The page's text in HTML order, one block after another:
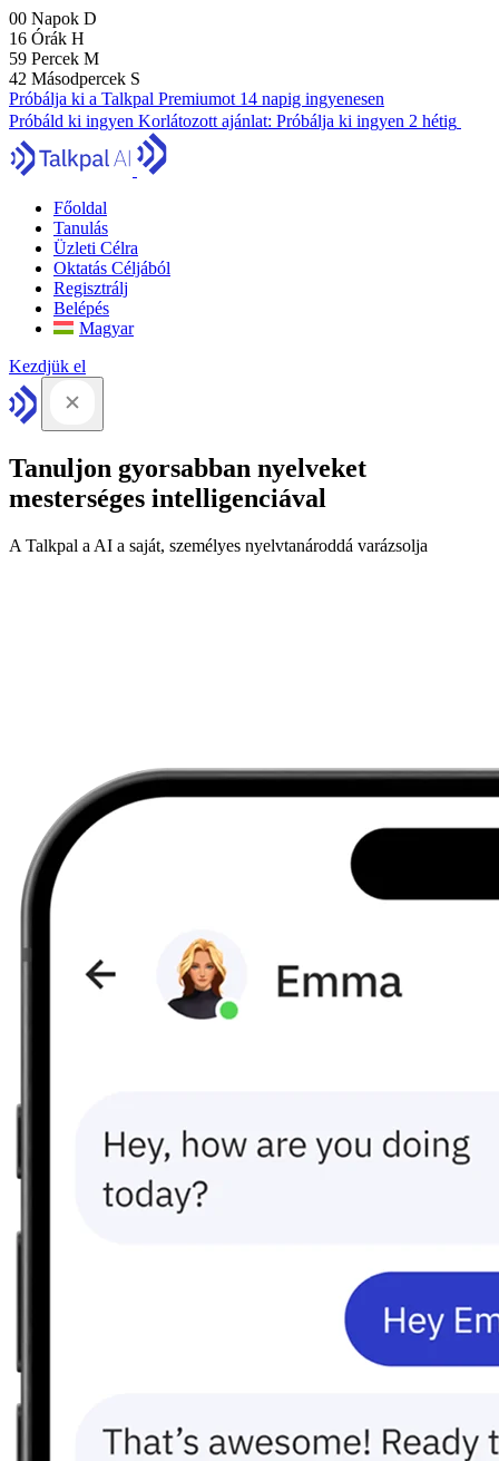
00 Napok D
16 Órák H
59 Percek M
41 Másodpercek S
Próbálja ki a Talkpal Premiumot 14 napig ingyenesen
Próbáld ki ingyen Korlátozott ajánlat: Próbálja ki ingyen 2 hétig
Főoldal
Tanulás
Üzleti Célra
Oktatás Céljából
Regisztrálj
Belépés
Magyar
Kezdjük el
Tanuljon gyorsabban nyelveket
mesterséges intelligenciával
A Talkpal a AI a saját, személyes nyelvtanároddá varázsolja